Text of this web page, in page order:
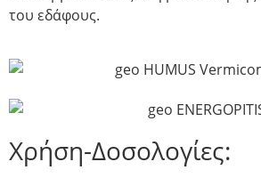
του εδάφους.
Χρήση-Δοσολογίες: